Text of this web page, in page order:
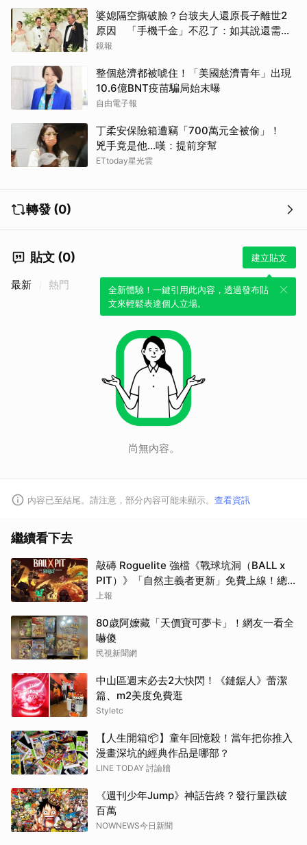
婆媳隔空撕破臉？台玻夫人還原長子離世2
原因 「手機千金」不忍了：如其說還需要
離開嗎？
鏡報
整個慈濟都被唬住！「美國慈濟青年」出現
10.6億BNT疫苗騙局始末曝
自由電子報
丁柔安保險箱遭竊「700萬元全被偷」！
兇手竟是他...嘆：提前穿幫
ETtoday星光雲
轉發 (0)
貼文 (0) 建立貼文
全新體驗！一鍵引用此內容，透過發布貼
文來輕鬆表達個人立場。
最新 熱門
尚無內容。
內容已至結尾。請注意，部分內容可能未顯示。 查看資訊
繼續看下去
敲磚 Roguelite 強檔《戰球坑洞（BALL x
PIT）》「自然主義者更新」免費上線！總
銷量突破 200 萬份，遊戲史低 66 折熱銷中
上報
80歲阿嬤藏「天價寶可夢卡」！網友一看全
嚇傻
民視新聞網
中山區週末必去2大快閃！《鏈鋸人》蕾潔
篇、m2美度免費逛
Styletc
【人生開箱📦】童年回憶殺！當年把你推入
漫畫深坑的經典作品是哪部？
LINE TODAY 討論牆
《週刊少年Jump》神話告終？發行量跌破
百萬
NOWNEWS今日新聞